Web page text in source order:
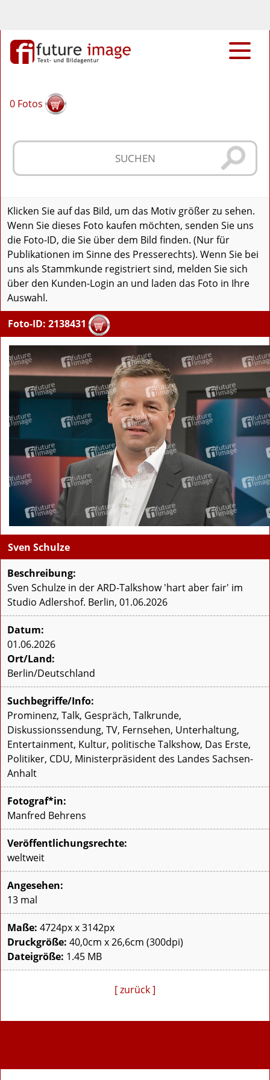
0 Fotos
Klicken Sie auf das Bild, um das Motiv größer zu sehen.
Wenn Sie dieses Foto kaufen möchten, senden Sie uns
die Foto-ID, die Sie über dem Bild finden. (Nur für
Publikationen im Sinne des Presserechts). Wenn Sie bei
uns als Stammkunde registriert sind, melden Sie sich
über den Kunden-Login an und laden das Foto in Ihre
Auswahl.
Foto-ID: 2138431
Sven Schulze
Beschreibung:
Sven Schulze in der ARD-Talkshow 'hart aber fair' im
Studio Adlershof. Berlin, 01.06.2026
Datum:
01.06.2026
Ort/Land:
Berlin/Deutschland
Suchbegriffe/Info:
Prominenz, Talk, Gespräch, Talkrunde,
Diskussionssendung, TV, Fernsehen, Unterhaltung,
Entertainment, Kultur, politische Talkshow, Das Erste,
Politiker, CDU, Ministerpräsident des Landes Sachsen-
Anhalt
Fotograf*in:
Manfred Behrens
Veröffentlichungsrechte:
weltweit
Angesehen:
13 mal
Maße: 4724px x 3142px
Druckgröße: 40,0cm x 26,6cm (300dpi)
Dateigröße: 1.45 MB
[ zurück ]